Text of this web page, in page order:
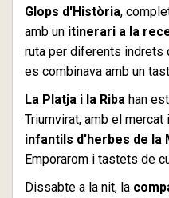
Glops d'Història,
amb un itinerari a la
ruta per diferents indrets
es combinava amb un
La Platja i la Riba han
Triumvirat, amb el mercat
infantils d'herbes de la
Emporarom i tastets de
Dissabte a la nit, la